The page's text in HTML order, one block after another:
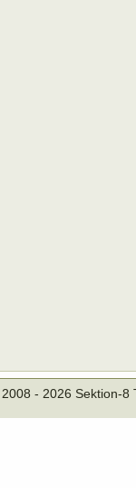
- 2026 Sektion-8